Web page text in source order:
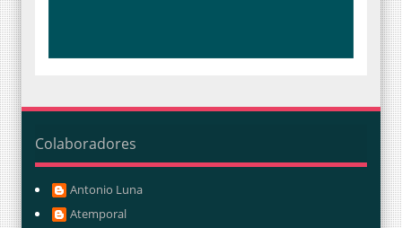
Colaboradores
Antonio Luna
Atemporal